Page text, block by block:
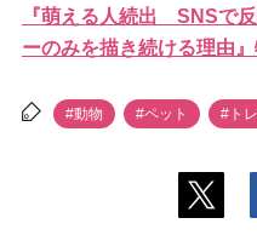
『萌える人続出 SNSで
ーのみを描き続ける理由
#動物 #ペット #ト